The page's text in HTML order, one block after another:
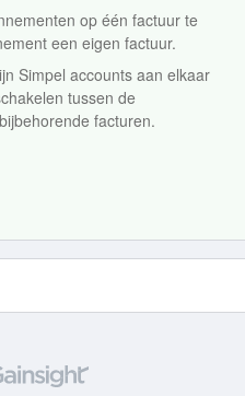
op één factuur te
een eigen factuur.
Simpel accounts aan elkaar
tussen de
facturen.